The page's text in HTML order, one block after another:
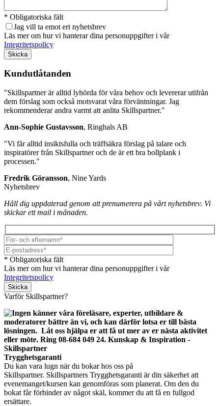
* Obligatoriska fält
Jag vill ta emot ert nyhetsbrev
Läs mer om hur vi hanterar dina personuppgifter i vår
Integritetspolicy
Kundutlåtanden
"Skillspartner är alltid lyhörda för våra behov och levererar utifrån
dem förslag som också motsvarat våra förväntningar. Jag
rekommenderar andra varmt att anlita Skillspartner."
Ann-Sophie Gustavsson, Ringhals AB
"Vi får alltid insiktsfulla och träffsäkra förslag på talare och
inspiratörer från Skillspartner och de är ett bra bollplank i
processen."
Fredrik Göransson, Nine Yards
Nyhetsbrev
Håll dig uppdaterad genom att prenumerera på vårt nyhetsbrev. Vi
skickar ett mail i månaden.
* Obligatoriska fält
Läs mer om hur vi hanterar dina personuppgifter i vår
Integritetspolicy
Lämna detta fält tomt.
Varför Skillspartner?
Trygghetsgaranti
Du kan vara lugn när du bokar hos oss på
Skillspartner. Skillspartners Trygghetsgaranti är din säkerhet att
evenemanget/kursen kan genomföras som planerat. Om den du
bokat får förhinder av något skäl, kommer du att få en fullgod
ersättare.